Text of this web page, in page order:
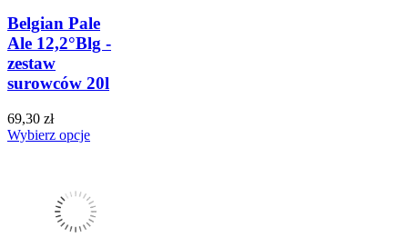
Belgian Pale
Ale 12,2°Blg -
zestaw
surowców 20l
69,30 zł
Wybierz opcje